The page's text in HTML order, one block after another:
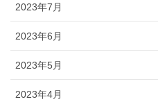
2023年7月
2023年6月
2023年5月
2023年4月